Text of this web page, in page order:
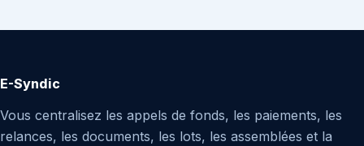
E-Syndic
Vous centralisez les appels de fonds, les paiements, les
relances, les documents, les lots, les assemblées et la